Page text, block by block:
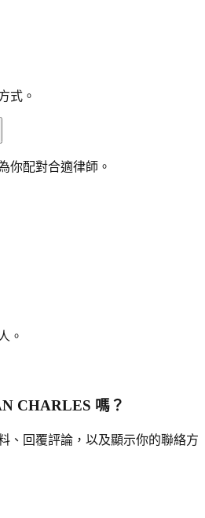
式。
你配對合適律師。
。
CHARLES 嗎？
、回覆評論，以及顯示你的聯絡方